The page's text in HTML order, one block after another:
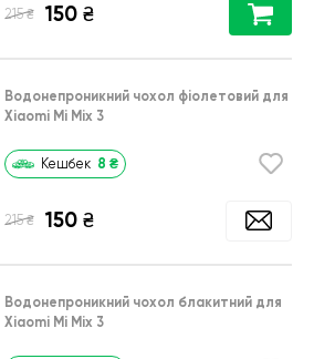
215 ₴ 150 ₴
Водонепроникний чохол фіолетовий для
Xiaomi Mi Mix 3
Кешбек 8 ₴
215 ₴ 150 ₴
Водонепроникний чохол блакитний для
Xiaomi Mi Mix 3